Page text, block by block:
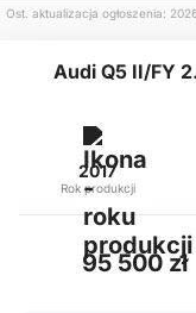
Ost. aktualizacja ogłoszenia:
Audi Q5 II/FY
2017
Rok produkcji
95 500 zł